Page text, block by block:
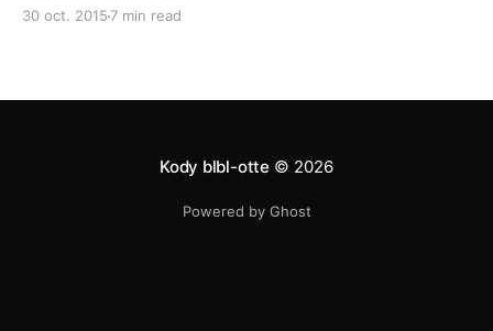
30 oct. 2015 7 min read
Kody blbl-otte © 2026
Powered by Ghost